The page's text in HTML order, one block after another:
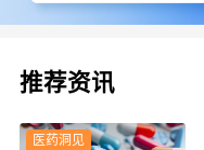
推荐资讯
医药洞见